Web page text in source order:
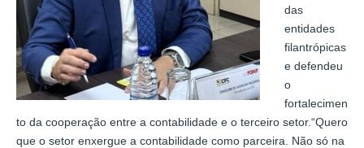
das
entidades
filantrópicas
e defendeu
o
fortalecimen
to da cooperação entre a contabilidade e o terceiro setor.“Quero
que o setor enxergue a contabilidade como parceira. Não só na